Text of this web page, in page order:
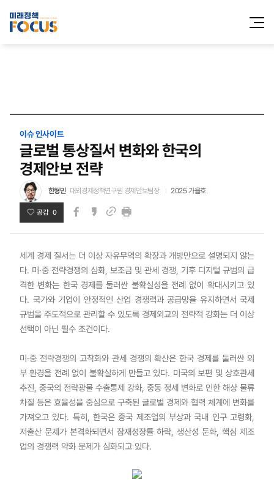
전체메
열기
이슈 인사이트
글로벌 통상질서 변화와 한국의
경제안보 전략
한형민 대외경제정책연구원 경제안보팀장 2025 가을호
공감 0
세계 경제 질서는 더 이상 자유무역의 확장과 개방만으로 설명되지 않는
다. 미·중 전략경쟁의 심화, 보조금 및 관세 경쟁, 기후 디지털 규범의 급
격한 변화는 한국 경제를 둘러싼 불확실성을 전례 없이 확대시키고 있
다. 국가와 기업이 안정적인 산업 경쟁력과 공급망을 유지하면서 국제
규범을 주도적으로 관리할 수 있도록 경제외교의 전략적 강화는 더 이상
선택이 아닌 필수 조건이다.
미·중 전략경쟁의 고착화와 관세 경쟁의 확산은 한국 경제를 둘러싼 외
부 환경을 전례 없이 불확실하게 만들고 있다. 미국의 보편 및 상호관세
추진, 중국의 전략광물 수출통제 강화, 중동 정세 변화로 인한 해상 물류
차질 등은 효율성을 중심으로 구축된 글로벌 경제와 협력 체계에 변화를
가져오고 있다. 특히, 한국은 중국 제조업의 부상과 국내 인구 고령화,
저출산 문제가 본격화되면서 잠재성장률 하락, 생산성 둔화, 핵심 제조
업의 경쟁력 약화 문제가 심화되고 있다.